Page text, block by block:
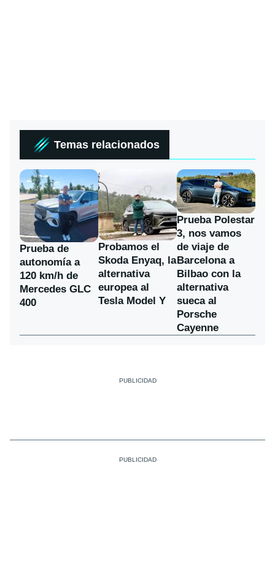
Temas relacionados
Prueba de
autonomía a
120 km/h de
Mercedes GLC
400
Probamos el
Skoda Enyaq, la
alternativa
europea al
Tesla Model Y
Prueba Polestar
3, nos vamos
de viaje de
Barcelona a
Bilbao con la
alternativa
sueca al
Porsche
Cayenne